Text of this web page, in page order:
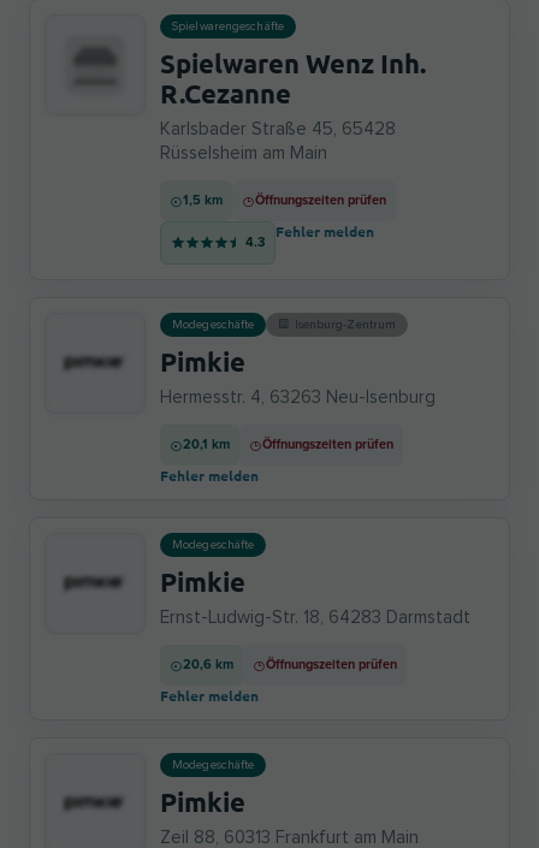
Spielwarengeschäfte
Spielwaren Wenz Inh.
R.Cezanne
Karlsbader Straße 45, 65428
Rüsselsheim am Main
1,5 km Öffnungszeiten prüfen
4.3
Fehler melden
Modegeschäfte Isenburg-Zentrum
Pimkie
Hermesstr. 4, 63263 Neu-Isenburg
20,1 km Öffnungszeiten prüfen
Fehler melden
Modegeschäfte
Pimkie
Ernst-Ludwig-Str. 18, 64283 Darmstadt
20,6 km Öffnungszeiten prüfen
Fehler melden
Modegeschäfte
Pimkie
Zeil 88, 60313 Frankfurt am Main